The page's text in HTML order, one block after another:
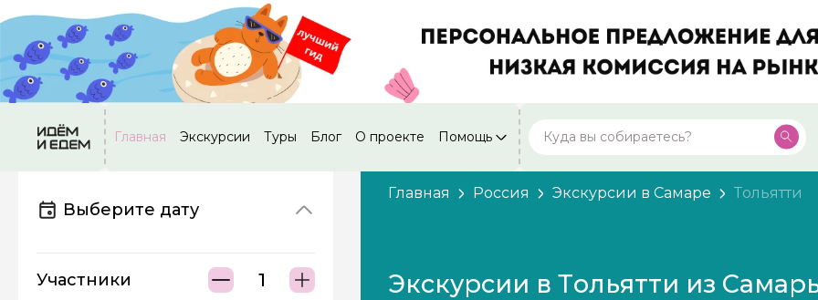
Главная Экскурсии Туры Блог О проекте Помощь
Москва
Россия
Россия
Посмотреть все города
Выберите дату
Участники
Главная Россия Экскурсии в Самаре Тольятти
Экскурсии в Тольятти из